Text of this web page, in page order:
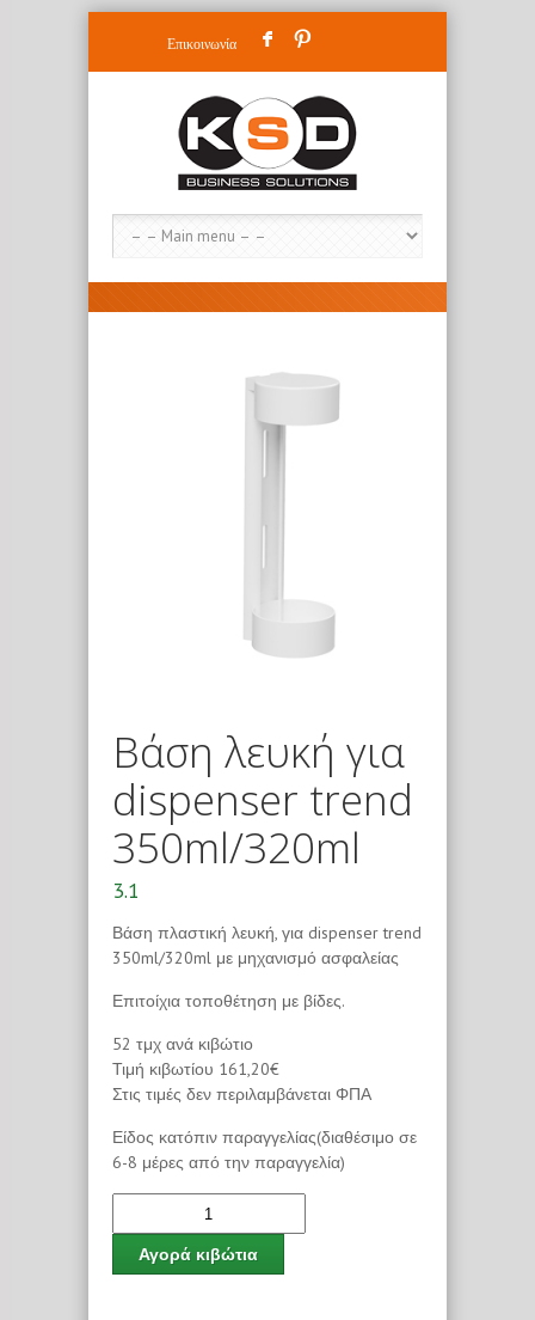
Επικοινωνία F :
Βάση λευκή για
dispenser trend
350ml/320ml
3.1
Βάση πλαστική λευκή, για dispenser trend
350ml/320ml με μηχανισμό ασφαλείας
Επιτοίχια τοποθέτηση με βίδες.
52 τμχ ανά κιβώτιο
Τιμή κιβωτίου 161,20€
Στις τιμές δεν περιλαμβάνεται ΦΠΑ
Είδος κατόπιν παραγγελίας(διαθέσιμο σε
6-8 μέρες από την παραγγελία)
Αγορά κιβώτια